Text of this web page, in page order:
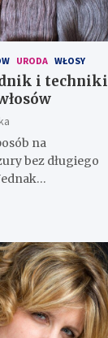
URODA WŁOSY
i techniki
na
bez długiego